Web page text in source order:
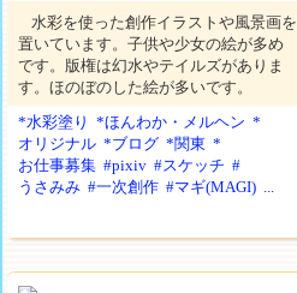
水彩を使った創作イラストや風景画を
置いています。子供や少女の絵が多め
です。版権は幻水やテイルズがありま
す。ほのぼのした絵が多いです。
*水彩塗り
*ほんわか・メルヘン *
オリジナル *ブログ *関東 *
お仕事募集 #pixiv #スケッチ #
うさみみ #一次創作 #マギ(MAGI) ...